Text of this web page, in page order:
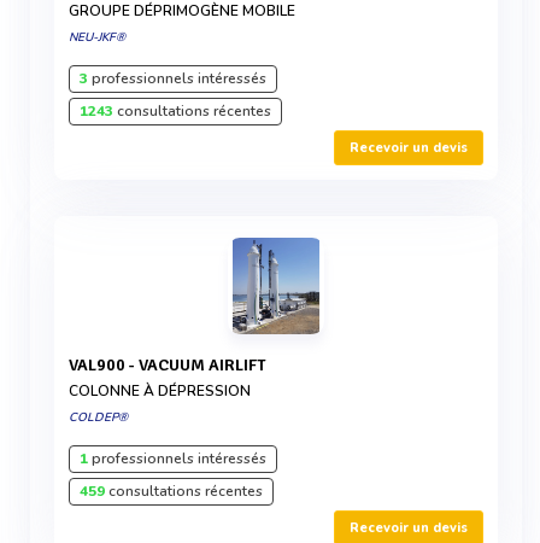
GROUPE DÉPRIMOGÈNE MOBILE
NEU-JKF®
3 professionnels intéressés
1243 consultations récentes
Recevoir un devis
VAL900 - VACUUM AIRLIFT
COLONNE À DÉPRESSION
COLDEP®
1professionnels intéressés
459consultations récentes
Recevoir un devis